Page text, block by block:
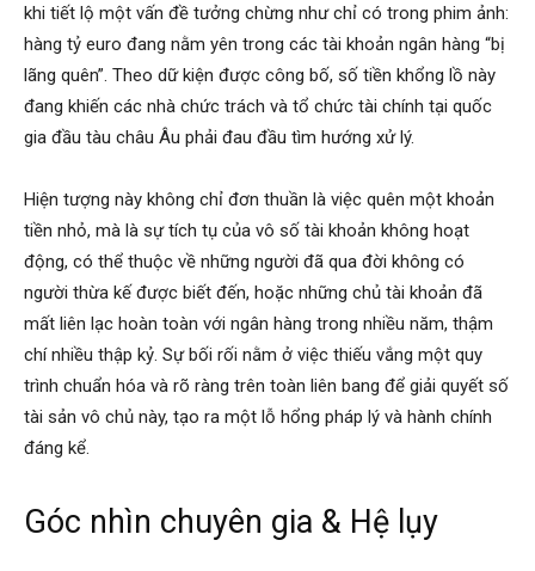
khi tiết lộ một vấn đề tưởng chừng như chỉ có trong phim ảnh:
hàng tỷ euro đang nằm yên trong các tài khoản ngân hàng “bị
lãng quên”. Theo dữ kiện được công bố, số tiền khổng lồ này
đang khiến các nhà chức trách và tổ chức tài chính tại quốc
gia đầu tàu châu Âu phải đau đầu tìm hướng xử lý.
Hiện tượng này không chỉ đơn thuần là việc quên một khoản
tiền nhỏ, mà là sự tích tụ của vô số tài khoản không hoạt
động, có thể thuộc về những người đã qua đời không có
người thừa kế được biết đến, hoặc những chủ tài khoản đã
mất liên lạc hoàn toàn với ngân hàng trong nhiều năm, thậm
chí nhiều thập kỷ. Sự bối rối nằm ở việc thiếu vắng một quy
trình chuẩn hóa và rõ ràng trên toàn liên bang để giải quyết số
tài sản vô chủ này, tạo ra một lỗ hổng pháp lý và hành chính
đáng kể.
Góc nhìn chuyên gia & Hệ lụy